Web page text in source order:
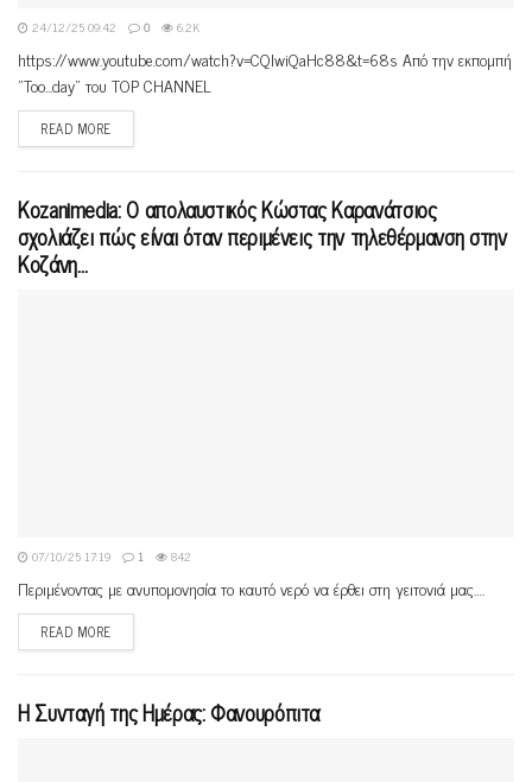
24/12/25 09:42 0 6.2K
https://www.youtube.com/watch?v=CQIwiQaHc88&t=68s Από την εκπομπή
"Too...day" του ΤΟP CHANNEL
READ MORE
Kozanimedia: O απολαυστικός Κώστας Καρανάτσιος
σχολιάζει πώς είναι όταν περιμένεις την τηλεθέρμανση στην
Κοζάνη…
07/10/25 17:19 1 842
Περιμένοντας με ανυπομονησία το καυτό νερό να έρθει στη γειτονιά μας….
READ MORE
Η Συνταγή της Ημέρας: Φανουρόπιτα